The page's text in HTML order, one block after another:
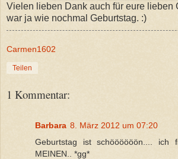
Vielen lieben Dank auch für eure lieben
war ja wie nochmal Geburtstag. :)
Carmen1602
Teilen
1 Kommentar:
Barbara 8. März 2012 um 07:20
Geburtstag ist schöööööön.... ich
MEINEN.. *gg*